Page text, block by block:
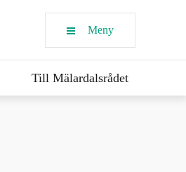
Meny
Till Mälardalsrådet